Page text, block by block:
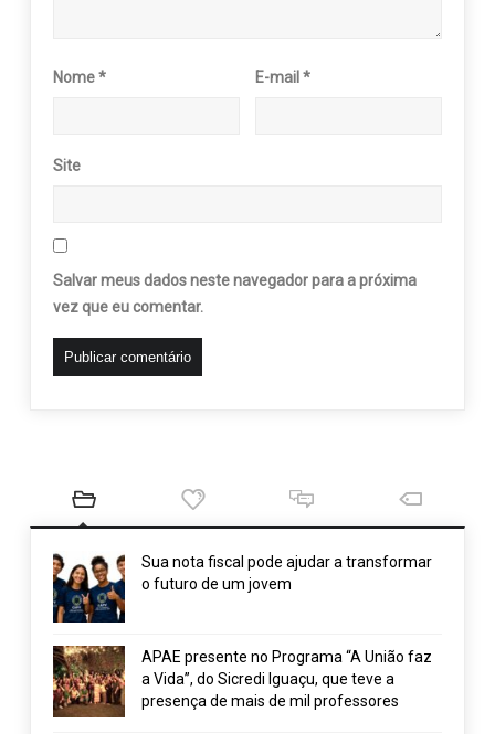
Nome* E-mail*
Site
Salvar meus dados neste navegador para a próxima
vez que eu comentar.
Sua nota fiscal pode ajudar a transformar
o futuro de um jovem
APAE presente no Programa “A União faz
a Vida”, do Sicredi Iguaçu, que teve a
presença de mais de mil professores